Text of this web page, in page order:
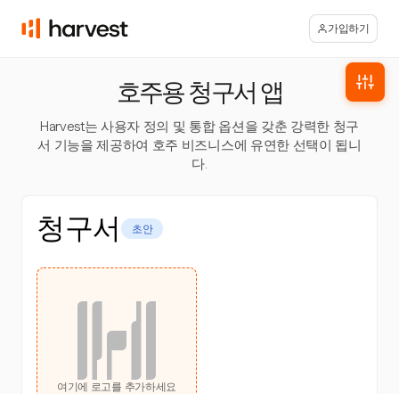
가입하기
호주용 청구서 앱
Harvest는 사용자 정의 및 통합 옵션을 갖춘 강력한 청구
서 기능을 제공하여 호주 비즈니스에 유연한 선택이 됩니
다.
청구서 초안
여기에 로고를 추가하세요